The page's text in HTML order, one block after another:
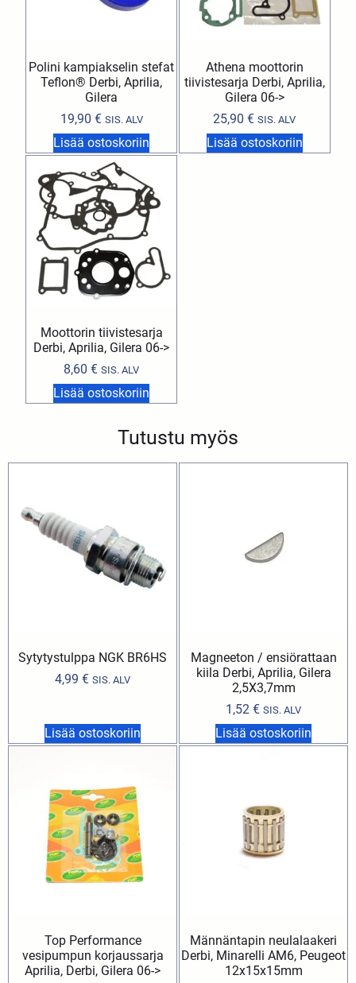
Polini kampiakselin stefat
Teflon® Derbi, Aprilia,
Gilera
19,90 € SIS. ALV
Lisää ostoskoriin
Athena moottorin
tiivistesarja Derbi, Aprilia,
Gilera 06->
25,90€ SIS. ALV
Lisää ostoskoriin
Moottorin tiivistesarja
Derbi, Aprilia, Gilera 06->
8,60€ SIS. ALV
Lisää ostoskoriin
Tutustu myös
Sytytystulppa NGK BR6HS
4,99 € SIS. ALV
Lisää ostoskoriin
Magneeton / ensiörattaan
kiila Derbi, Aprilia, Gilera
2,5X3,7mm
1,52 € SIS. ALV
Lisää ostoskoriin
Top Performance
vesipumpun korjaussarja
Aprilia, Derbi, Gilera 06->
Männäntapin neulalaakeri
Derbi, Minarelli AM6, Peugeot
12x15x15mm